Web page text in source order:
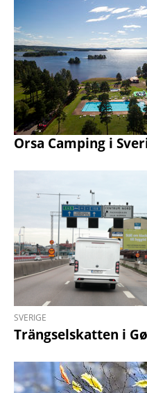
Orsa Camping i
SVERIGE
Trängselskatten i